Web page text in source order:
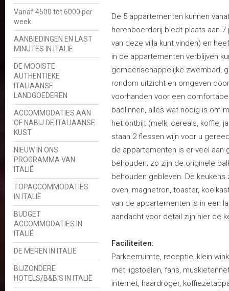
Vanaf 4500 tot 6000 per
week
AANBIEDINGEN EN LAST
MINUTES IN ITALIË
DE MOOISTE
AUTHENTIEKE
ITALIAANSE
LANDGOEDEREN
ACCOMMODATIES AAN
OF NABIJ DE ITALIAANSE
KUST
NIEUW IN ONS
PROGRAMMA VAN
ITALIË
TOPACCOMMODATIES
IN ITALIË
BUDGET
ACCOMMODATIES IN
ITALIË
DE MEREN IN ITALIË
BIJZONDERE
HOTELS/B&B'S IN ITALIË
De 5 appartementen kunnen
herenboerderij biedt plaats aan 7
van deze villa kunt vinden) en
in de appartementen verblijven
gemeenschappelijke zwembad,
rondom uitzicht en omgeven
voorhanden voor een
badlinnen, alles wat nodig is om
het ontbijt (melk, cereals, koffie,
staan 2 flessen wijn voor u
de appartementen is er veel aan
behouden; zo zijn de originele
behouden gebleven. De
oven, magnetron, toaster,
van de appartementen is in een
aandacht voor detail zijn hier de
Faciliteiten:
Parkeerruimte, receptie, klein
met ligstoelen, fans,
internet, haardroger,